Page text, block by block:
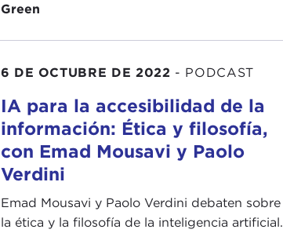
Green
6 DE OCTUBRE DE 2022 - PODCAST
IA para la accesibilidad de la
información: Ética y filosofía,
con Emad Mousavi y Paolo
Verdini
Emad Mousavi y Paolo Verdini debaten sobre
la ética y la filosofía de la inteligencia artificial.